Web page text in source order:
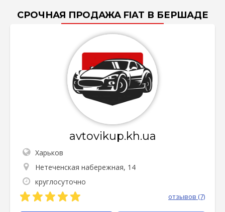
СРОЧНАЯ ПРОДАЖА FIAT В БЕРШАДЕ
avtovikup.kh.ua
Харьков
Нетеченская набережная, 14
круглосуточно
отзывов (7)